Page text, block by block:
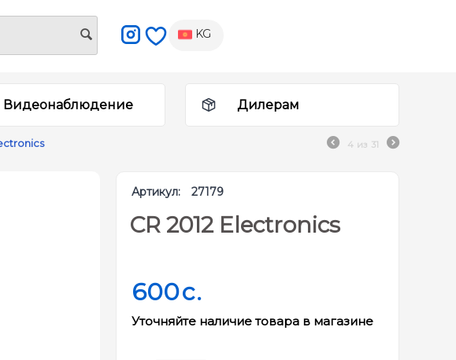
KG
Видеонаблюдение Дилерам
4 из 31
Артикул: 27179
CR 2012 Electronics
600c.
Уточняйте наличие товара в магазине